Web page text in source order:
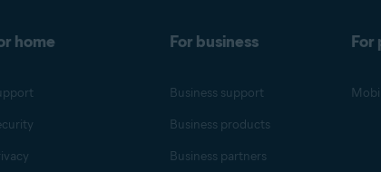
home For business
Business support
Business products
Business partners
For